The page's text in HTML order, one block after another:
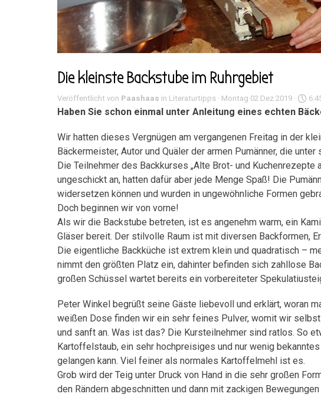
Die kleinste Backstube im Ruhrgebiet
Veröffentlicht von Paashaas in Literaturtipps · Montag 02 Dez 2019 ·
Haben Sie schon einmal unter Anleitung eines echten
Wir hatten dieses Vergnügen am vergangenen Freitag in der
Bäckermeister, Autor und Quäler der armen Pumänner, die
Die Teilnehmer des Backkurses „Alte Brot- und
ungeschickt an, hatten dafür aber jede Menge Spaß! Die
widersetzen können und wurden in ungewöhnliche Formen
Doch beginnen wir von vorne!
Als wir die Backstube betreten, ist es angenehm warm, ein
Gläser bereit. Der stilvolle Raum ist mit diversen Backformen,
Die eigentliche Backküche ist extrem klein und quadratisch –
nimmt den größten Platz ein, dahinter befinden sich zahllose
großen Schüssel wartet bereits ein vorbereiteter
Peter Winkel begrüßt seine Gäste liebevoll und erklärt, woran
weißen Dose finden wir ein sehr feines Pulver, womit wir
und sanft an. Was ist das? Die Kursteilnehmer sind ratlos. So
Kartoffelstaub, ein sehr hochpreisiges und nur wenig
gelangen kann. Viel feiner als normales Kartoffelmehl ist es.
Grob wird der Teig unter Druck von Hand in die sehr großen
den Rändern abgeschnitten und dann mit zackigen